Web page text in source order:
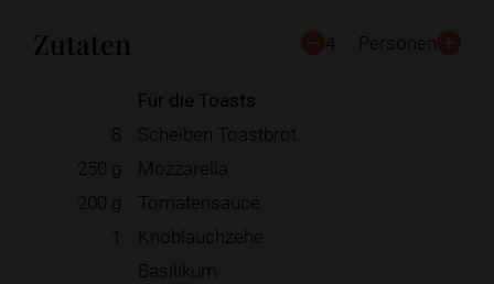
Zutaten 4 Personen
Für die Toasts
8
Scheiben Toastbrot
250 g
Mozzarella
200 g
Tomatensauce
1
Knoblauchzehe
Basilikum